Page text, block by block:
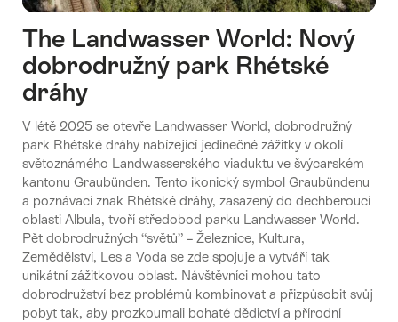
The Landwasser World: Nový
dobrodružný park Rhétské
dráhy
V létě 2025 se otevře Landwasser World, dobrodružný
park Rhétské dráhy nabízející jedinečné zážitky v okolí
světoznámého Landwasserského viaduktu ve švýcarském
kantonu Graubünden. Tento ikonický symbol Graubündenu
a poznávací znak Rhétské dráhy, zasazený do dechberoucí
oblasti Albula, tvoří středobod parku Landwasser World.
Pět dobrodružných “světů” – Železnice, Kultura,
Zemědělství, Les a Voda se zde spojuje a vytváří tak
unikátní zážitkovou oblast. Návštěvníci mohou tato
dobrodružství bez problémů kombinovat a přizpůsobit svůj
pobyt tak, aby prozkoumali bohaté dědictví a přírodní